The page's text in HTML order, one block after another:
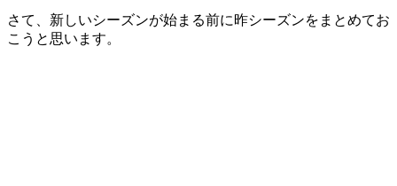
さて、新しいシーズンが始まる前に昨シーズンをまとめてお
こうと思います。